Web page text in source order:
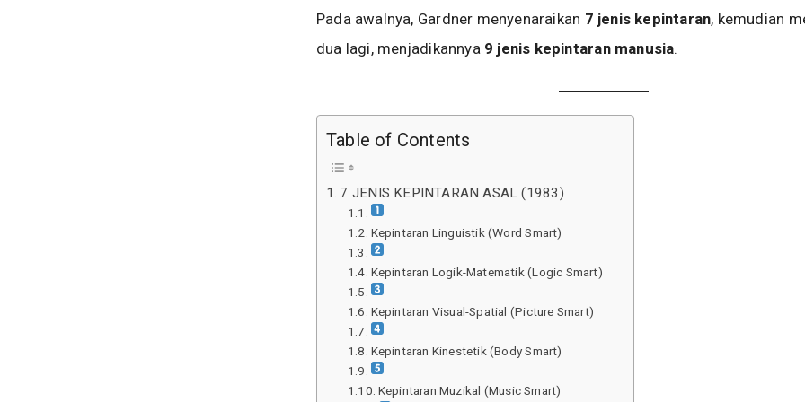
Pada awalnya, Gardner menyenaraikan 7 jenis kepintaran, kemudian
dua lagi, menjadikannya 9 jenis kepintaran manusia.
Table of Contents
7 JENIS KEPINTARAN ASAL (1983)
Kepintaran Linguistik (Word Smart)
Kepintaran Logik-Matematik (Logic Smart)
Kepintaran Visual-Spatial (Picture Smart)
Kepintaran Kinestetik (Body Smart)
Kepintaran Muzikal (Music Smart)